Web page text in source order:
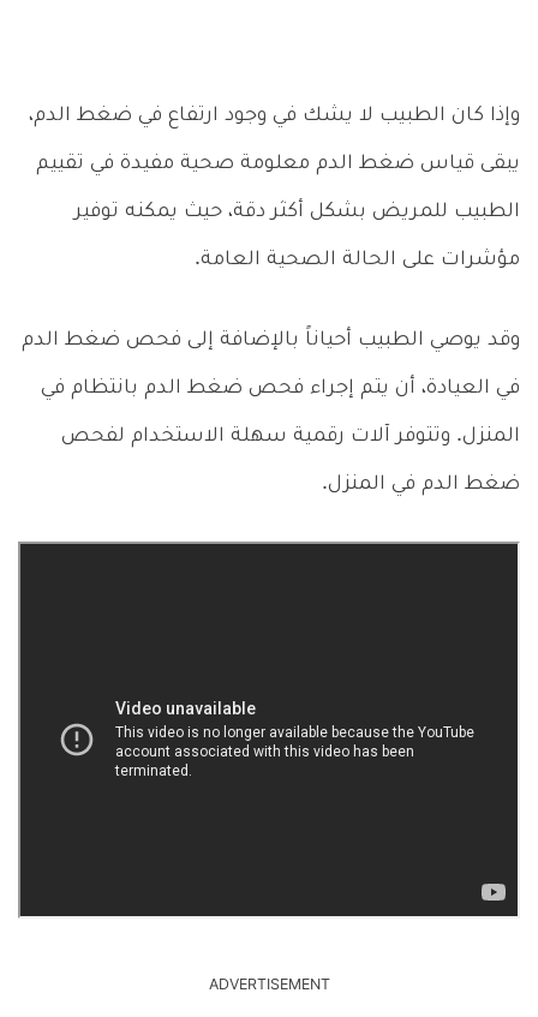
وإذا كان الطبيب لا يشك في وجود ارتفاع في ضغط الدم،
يبقى قياس ضغط الدم معلومة صحية مفيدة في تقييم
الطبيب للمريض بشكل أكثر دقة، حيث يمكنه توفير
مؤشرات على الحالة الصحية العامة.
وقد يوصي الطبيب أحياناً بالإضافة إلى فحص ضغط الدم
في العيادة، أن يتم إجراء فحص ضغط الدم بانتظام في
المنزل. وتتوفر آلات رقمية سهلة الاستخدام لفحص
ضغط الدم في المنزل.
ADVERTISEMENT